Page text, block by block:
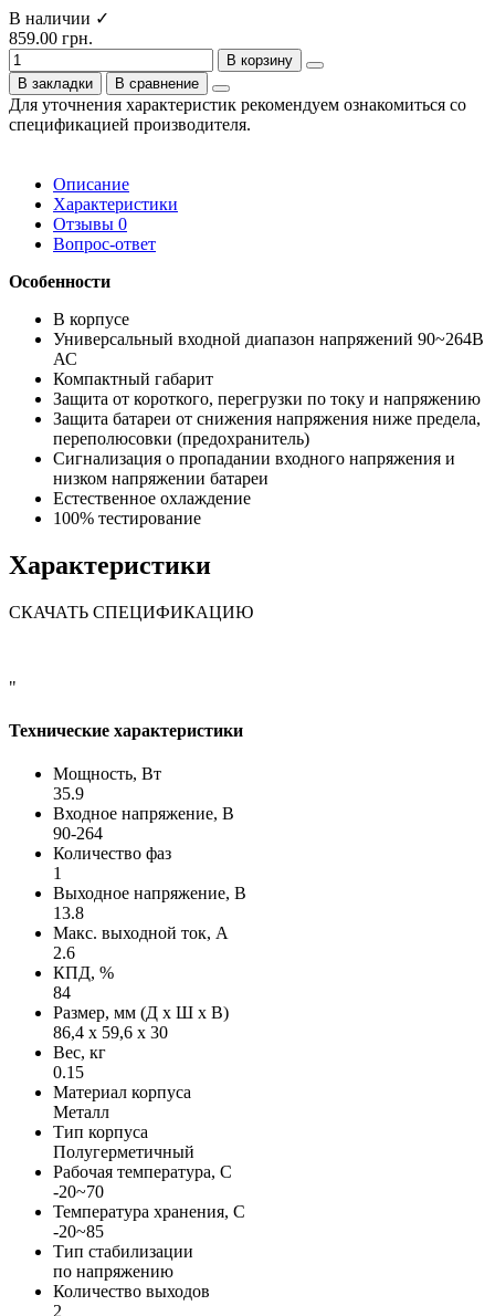
В наличии ✓
859.00 грн.
В корзину
В закладки
В сравнение
Для уточнения характеристик рекомендуем ознакомиться со
спецификацией производителя.
Описание
Характеристики
Отзывы 0
Вопрос-ответ
Особенности
В корпусе
Универсальный входной диапазон напряжений 90~264В
АС
Компактный габарит
Защита от короткого, перегрузки по току и напряжению
Защита батареи от снижения напряжения ниже предела,
переполюсовки (предохранитель)
Сигнализация о пропадании входного напряжения и
низком напряжении батареи
Естественное охлаждение
100% тестирование
Характеристики
СКАЧАТЬ СПЕЦИФИКАЦИЮ
"
Технические характеристики
Мощность, Вт
35.9
Входное напряжение, В
90-264
Количество фаз
1
Выходное напряжение, В
13.8
Макс. выходной ток, А
2.6
КПД, %
84
Размер, мм (Д х Ш х В)
86,4 х 59,6 х 30
Вес, кг
0.15
Материал корпуса
Металл
Тип корпуса
Полугерметичный
Рабочая температура, С
-20~70
Температура хранения, С
-20~85
Тип стабилизации
по напряжению
Количество выходов
2